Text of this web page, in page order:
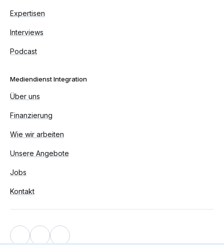
Expertisen
Interviews
Podcast
Mediendienst Integration
Über uns
Finanzierung
Wie wir arbeiten
Unsere Angebote
Jobs
Kontakt